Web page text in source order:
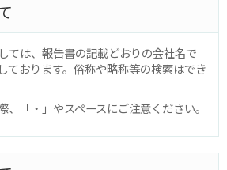
ては、報告書の記載どおりの会社名で
ております。俗称や略称等の検索はでき
、「・」やスペースにご注意ください。